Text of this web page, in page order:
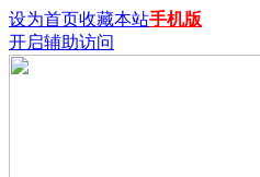
设为首页收藏本站手机版
开启辅助访问